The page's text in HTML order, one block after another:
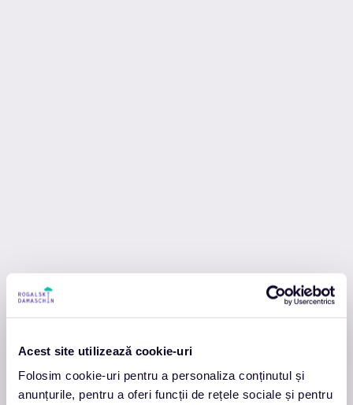
Acest site utilizează cookie-uri
Folosim cookie-uri pentru a personaliza conținutul și
anunțurile, pentru a oferi funcții de rețele sociale și pentru